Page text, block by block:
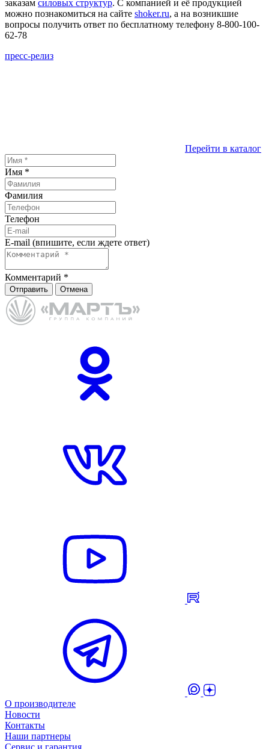
заказам силовых структур. С компанией и её продукцией
можно познакомиться на сайте shoker.ru, а на возникшие
вопросы получить ответ по бесплатному телефону 8-800-100-
62-78
пресс-релиз
Перейти в каталог
Имя *
Фамилия
Телефон
E-mail (впишите, если ждете ответ)
Комментарий *
Отправить Отмена
О производителе
Новости
Контакты
Наши партнеры